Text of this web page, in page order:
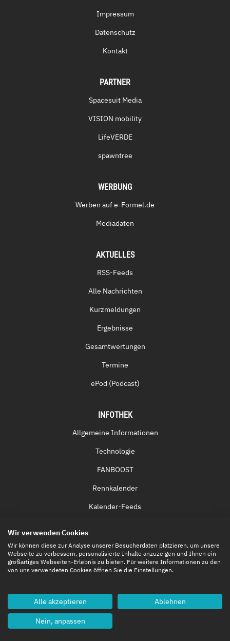
Impressum
Datenschutz
Kontakt
PARTNER
Spacesuit Media
VISION mobility
LifeVERDE
spawntree
WERBUNG
Werben auf e-Formel.de
Mediadaten
AKTUELLES
RSS-Feeds
Alle Nachrichten
Kurzmeldungen
Ergebnisse
Gesamtwertungen
Termine
ePod (Podcast)
INFOTHEK
Allgemeine Informationen
Technologie
FANBOOST
Rennkalender
Kalender-Feeds
Eintrittskarten
Wir verwenden Cookies
Wir können diese zur Analyse unserer Besucherdaten platzieren, um unsere
Webseite zu verbessern, personalisierte Inhalte anzuzeigen und Ihnen ein
großartiges Webseiten-Erlebnis zu bieten. Für weitere Informationen zu den
von uns verwendeten Cookies öffnen Sie die Einstellungen.
Alle akzeptieren Ablehnen
Nein, anpassen